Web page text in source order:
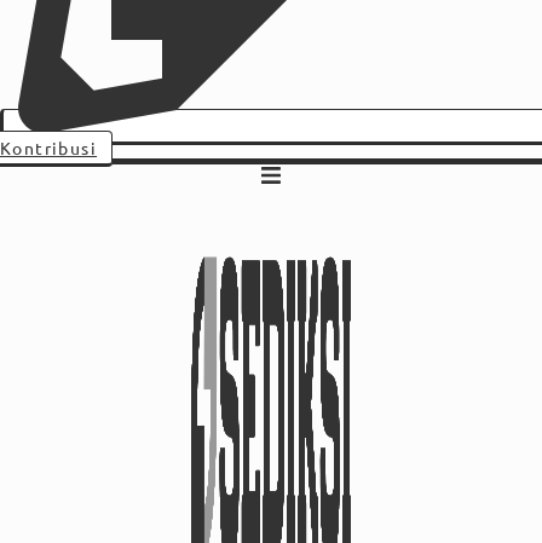
Kontribusi